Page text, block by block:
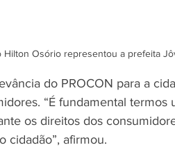
Hilton Osório representou a prefeita
do PROCON para a
“É fundamental termos
os direitos dos
cidadão”, afirmou.